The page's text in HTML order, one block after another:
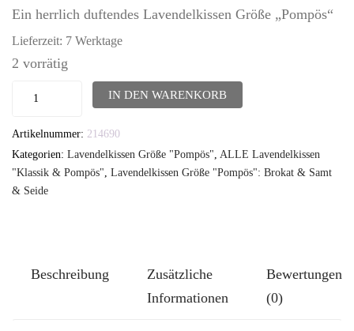
Ein herrlich duftendes Lavendelkissen Größe „Pompös“
Lieferzeit: 7 Werktage
2 vorrätig
Lavendelkissen
TUTGUT-
Kissen
Größe
Menge
IN DEN WARENKORB
Artikelnummer: 214690
Kategorien: Lavendelkissen Größe "Pompös" ALLE Lavendelkissen
"Klassik & Pompös" Lavendelkissen Größe "Pompös": Brokat & Samt
& Seide
Beschreibung
Zusätzliche
Informationen
Bewertungen
(0)